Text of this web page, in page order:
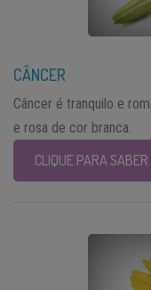
CÂNCER
Câncer é tranquilo e
e rosa de cor branca.
CLIQUE PARA